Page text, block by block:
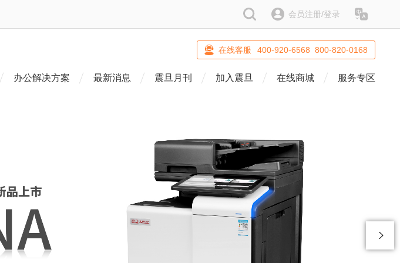
搜索 会员注册/登录
在线客服 400-920-6568 800-820-0168
办公解决方案 最新消息 震旦月刊 加入震旦 在线商城 服务专区